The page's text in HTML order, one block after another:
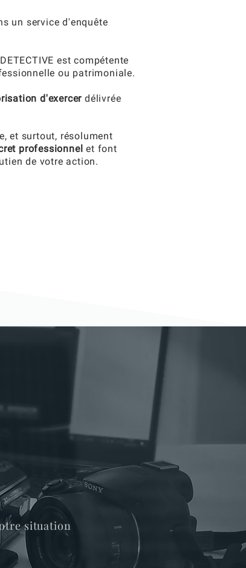
un service d'enquête
est compétente
ou patrimoniale.
d'exercer délivrée
et surtout, résolument
professionnel et font
de votre action.
situation